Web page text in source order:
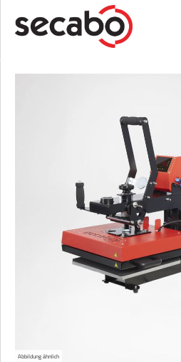
Abbildung ähnlich